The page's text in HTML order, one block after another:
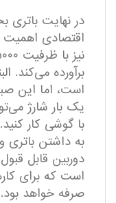
در نهایت
اقتصادی اهمیت
برآورده می‌کند.
است، اما این
یک بار شارژ
به داشتن باتری
دوربین قابل
است که برای
صرفه خواهد بود.